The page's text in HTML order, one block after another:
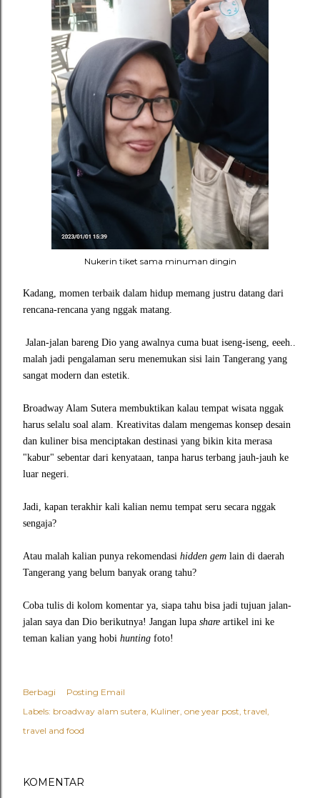
Nukerin tiket sama minuman dingin
Kadang, momen terbaik dalam hidup memang justru datang dari
rencana-rencana yang nggak matang.
Jalan-jalan bareng Dio yang awalnya cuma buat iseng-iseng, eeeh..
malah jadi pengalaman seru menemukan sisi lain Tangerang yang
sangat modern dan estetik.
Broadway Alam Sutera membuktikan kalau tempat wisata nggak
harus selalu soal alam. Kreativitas dalam mengemas konsep desain
dan kuliner bisa menciptakan destinasi yang bikin kita merasa
"kabur" sebentar dari kenyataan, tanpa harus terbang jauh-jauh ke
luar negeri.
Jadi, kapan terakhir kali kalian nemu tempat seru secara nggak
sengaja?
Atau malah kalian punya rekomendasi hidden gem lain di daerah
Tangerang yang belum banyak orang tahu?
Coba tulis di kolom komentar ya, siapa tahu bisa jadi tujuan jalan-
jalan saya dan Dio berikutnya! Jangan lupa share artikel ini ke
teman kalian yang hobi hunting foto!
Berbagi
Posting Email
Labels: broadway alam sutera Kuliner one year post travel
travel and food
KOMENTAR